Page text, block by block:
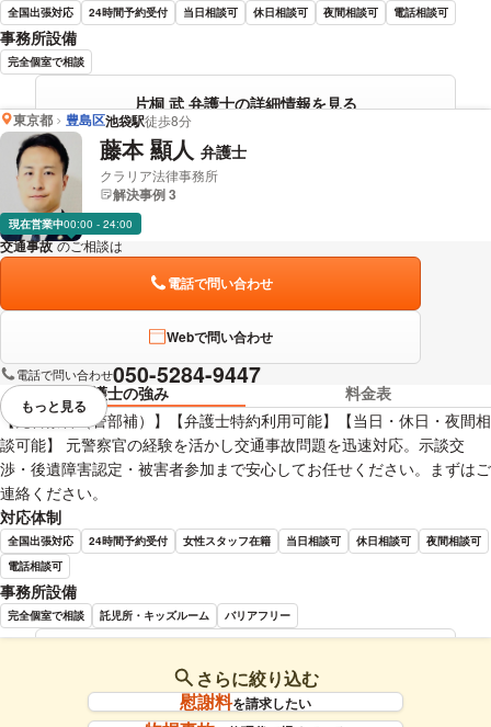
全国出張対応 24時間予約受付 当日相談可 休日相談可 夜間相談可 電話相談可
事務所設備
完全個室で相談
片桐 武 弁護士の詳細情報を見る
東京都 豊島区池袋駅徒歩8分
藤本 顯人 弁護士
クラリア法律事務所
解決事例 3
現在営業中00:00 - 24:00
交通事故 のご相談は
電話で問い合わせ
Webで問い合わせ
電話で問い合わせ050-5284-9447
弁護士の強み
料金表
【元警察官（警部補）】【弁護士特約利用可能】【当日・休日・夜間相
談可能】 元警察官の経験を活かし交通事故問題を迅速対応。示談交
渉・後遺障害認定・被害者参加まで安心してお任せください。まずはご
連絡ください。
対応体制
全国出張対応 24時間予約受付 女性スタッフ在籍 当日相談可 休日相談可
夜間相談可
電話相談可
事務所設備
完全個室で相談 託児所・キッズルーム バリアフリー
視覚的に省略されている要素を
もっと見る
さらに絞り込む
慰謝料を請求したい